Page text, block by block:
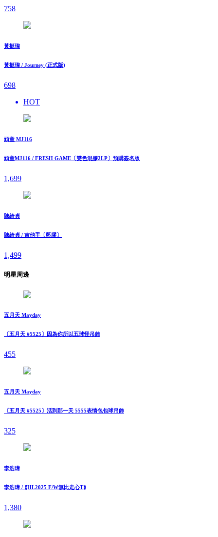
758
黃挺瑋
黃挺瑋 / Journey (正式版)
698
HOT
頑童 MJ116
頑童MJ116 / FRESH GAME〔雙色混膠2LP〕預購簽名版
1,699
陳綺貞
陳綺貞 / 吉他手〔藍膠〕
1,499
明星周邊
五月天 Mayday
〔五月天 #5525〕因為你所以五球怪吊飾
455
五月天 Mayday
〔五月天 #5525〕活到那一天 5555表情包包球吊飾
325
李浩瑋
李浩瑋 / ⟪HL2025 F/W無比走⼼T⟫
1,380